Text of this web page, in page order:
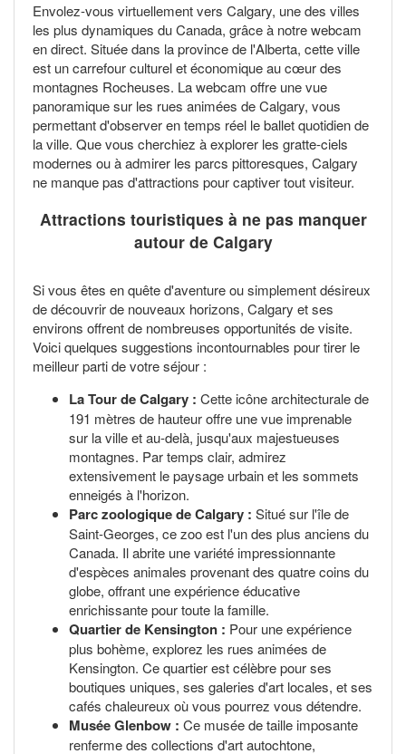
Envolez-vous virtuellement vers Calgary, une des villes
les plus dynamiques du Canada, grâce à notre webcam
en direct. Située dans la province de l'Alberta, cette ville
est un carrefour culturel et économique au cœur des
montagnes Rocheuses. La webcam offre une vue
panoramique sur les rues animées de Calgary, vous
permettant d'observer en temps réel le ballet quotidien de
la ville. Que vous cherchiez à explorer les gratte-ciels
modernes ou à admirer les parcs pittoresques, Calgary
ne manque pas d'attractions pour captiver tout visiteur.
Attractions touristiques à ne pas manquer
autour de Calgary
Si vous êtes en quête d'aventure ou simplement désireux
de découvrir de nouveaux horizons, Calgary et ses
environs offrent de nombreuses opportunités de visite.
Voici quelques suggestions incontournables pour tirer le
meilleur parti de votre séjour :
La Tour de Calgary : Cette icône architecturale de
191 mètres de hauteur offre une vue imprenable
sur la ville et au-delà, jusqu'aux majestueuses
montagnes. Par temps clair, admirez
extensivement le paysage urbain et les sommets
enneigés à l'horizon.
Parc zoologique de Calgary : Situé sur l'île de
Saint-Georges, ce zoo est l'un des plus anciens du
Canada. Il abrite une variété impressionnante
d'espèces animales provenant des quatre coins du
globe, offrant une expérience éducative
enrichissante pour toute la famille.
Quartier de Kensington : Pour une expérience
plus bohème, explorez les rues animées de
Kensington. Ce quartier est célèbre pour ses
boutiques uniques, ses galeries d'art locales, et ses
cafés chaleureux où vous pourrez vous détendre.
Musée Glenbow : Ce musée de taille imposante
renferme des collections d'art autochtone,